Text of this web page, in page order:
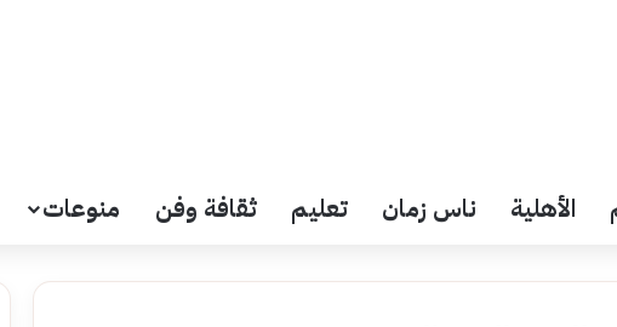
الأهلية ناس زمان تعليم ثقافة وفن منوعات